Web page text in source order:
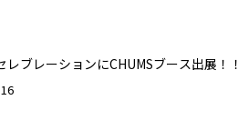
レブレーションにCHUMSブース出展！！